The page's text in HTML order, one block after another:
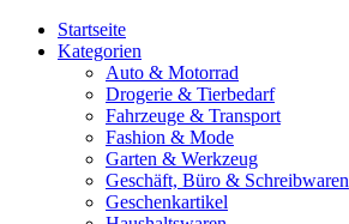
Startseite
Kategorien
Auto & Motorrad
Drogerie & Tierbedarf
Fahrzeuge & Transport
Fashion & Mode
Garten & Werkzeug
Geschäft, Büro & Schreibwaren
Geschenkartikel